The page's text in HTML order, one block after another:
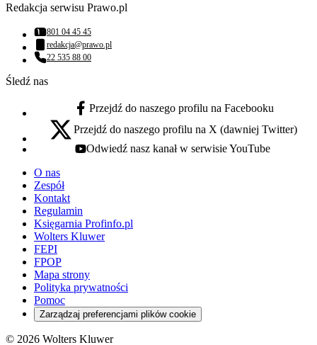
Redakcja serwisu Prawo.pl
Numer telefonu:
801 04 45 45
Adres email:
redakcja@prawo.pl
Numer telefonu:
22 535 88 00
Śledź nas
facebook - otwiera się w nowej karcie
Przejdź do naszego profilu na Facebooku
x - otwiera się w nowej karcie
Przejdź do naszego profilu na X (dawniej Twitter)
youtube - otwiera się w nowej karcie
Odwiedź nasz kanał w serwisie YouTube
O nas
Zespół
Kontakt
Regulamin
Księgarnia Profinfo.pl
Wolters Kluwer
FEPI
FPOP
Mapa strony
Polityka prywatności
Pomoc
Zarządzaj preferencjami plików cookie
© 2026 Wolters Kluwer